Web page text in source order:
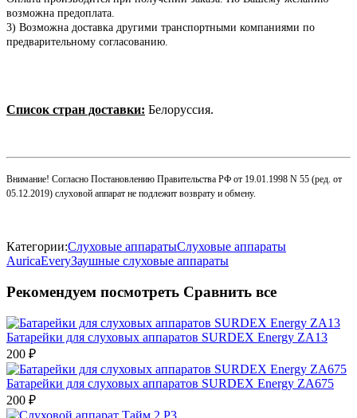
возможна предоплата.
3) Возможна доставка другими транспортными компаниями по
предварительному согласованию.
Список стран доставки: Белоруссия.
Внимание! Согласно Постановлению Правительства РФ от 19.01.1998 N 55 (ред. от
05.12.2019) слуховой аппарат не подлежит возврату и обмену.
Категории:Слуховые аппаратыСлуховые аппараты
AuricaEveryЗаушные слуховые аппараты
Рекомендуем посмотреть Сравнить все
Батарейки для слуховых аппаратов SURDEX Energy ZA13
200 ₽
Батарейки для слуховых аппаратов SURDEX Energy ZA675
200 ₽